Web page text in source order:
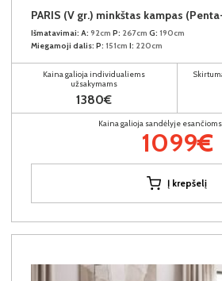
PARIS (V gr.) minkštas kampas
Išmatavimai: A: 92cm P: 267cm G: 190cm
Miegamoji dalis: P: 151cm I: 220cm
Kaina galioja individualiems
užsakymams
1380€
Kaina galioja sandėlyje
1099€
Į krepšelį